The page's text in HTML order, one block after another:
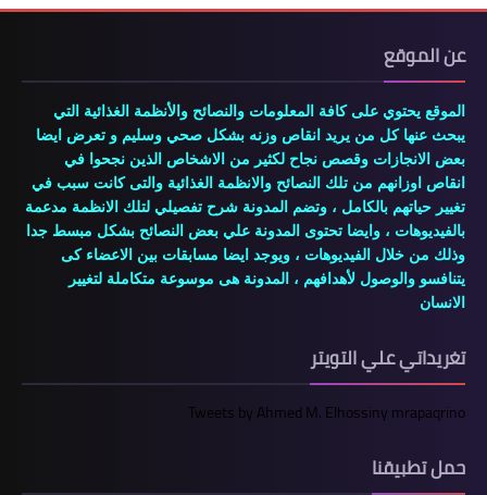
عن الموقع
الموقع يحتوي على كافة المعلومات والنصائح والأنظمة الغذائية التي
يبحث عنها كل من يريد انقاص وزنه بشكل صحي وسليم و تعرض ايضا
بعض الانجازات وقصص نجاح لكثير من الاشخاص الذين نجحوا في
انقاص اوزانهم من تلك النصائح والانظمة الغذائية والتى كانت سبب في
تغيير حياتهم بالكامل ، وتضم المدونة شرح تفصيلي لتلك الانظمة مدعمة
بالفيديوهات ، وايضا تحتوى المدونة علي بعض النصائح بشكل مبسط جدا
وذلك من خلال الفيديوهات ، ويوجد ايضا مسابقات بين الاعضاء كى
يتنافسو والوصول لأهدافهم ، المدونة هى موسوعة متكاملة لتغيير
الانسان
تغريداتي علي التويتر
Tweets by Ahmed M. Elhossiny mrapaqrino
حمل تطبيقنا